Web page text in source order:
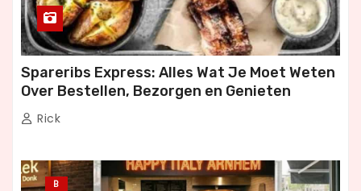
Spareribs Express: Alles Wat Je Moet Weten
Over Bestellen, Bezorgen en Genieten
Rick
B